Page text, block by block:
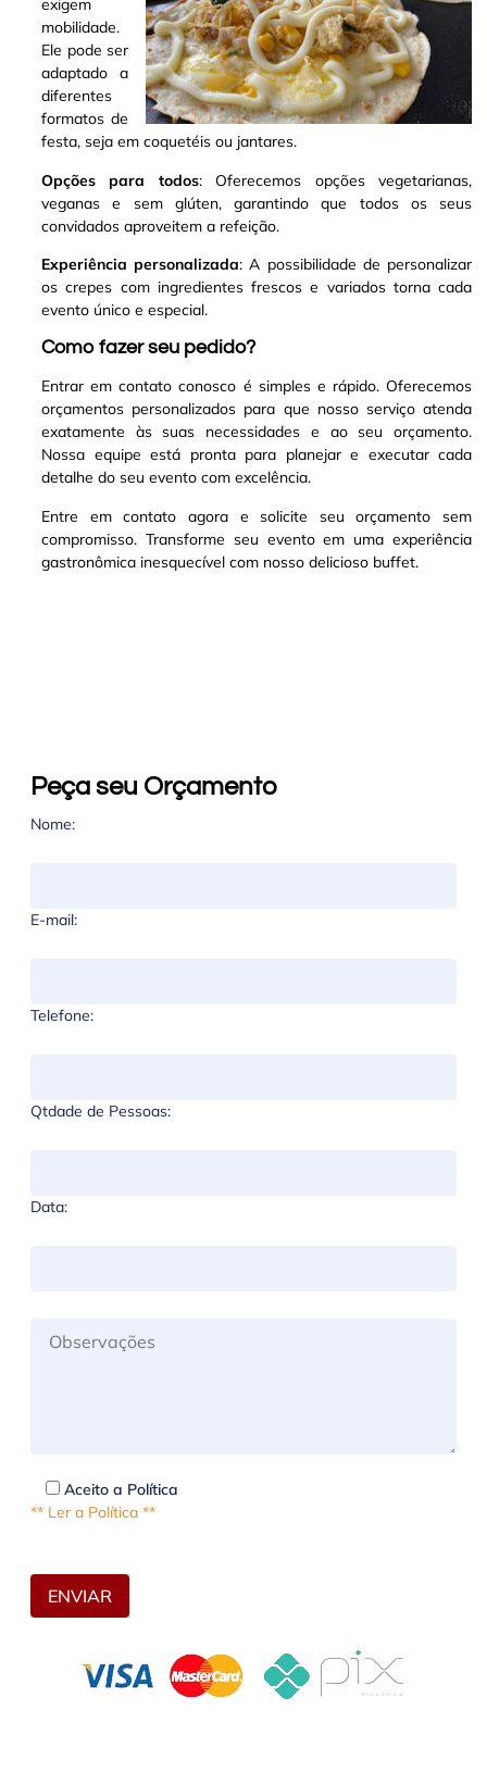
exigem
mobilidade.
Ele pode ser
adaptado a
diferentes
formatos de
festa, seja em coquetéis ou jantares.
Opções para todos: Oferecemos opções vegetarianas,
veganas e sem glúten, garantindo que todos os seus
convidados aproveitem a refeição.
Experiência personalizada: A possibilidade de personalizar
os crepes com ingredientes frescos e variados torna cada
evento único e especial.
Como fazer seu pedido?
Entrar em contato conosco é simples e rápido. Oferecemos
orçamentos personalizados para que nosso serviço atenda
exatamente às suas necessidades e ao seu orçamento.
Nossa equipe está pronta para planejar e executar cada
detalhe do seu evento com excelência.
Entre em contato agora e solicite seu orçamento sem
compromisso. Transforme seu evento em uma experiência
gastronômica inesquecível com nosso delicioso buffet.
Peça seu Orçamento
Nome:
E-mail:
Telefone:
Qtdade de Pessoas:
Data:
Aceito a Política
** Ler a Política **